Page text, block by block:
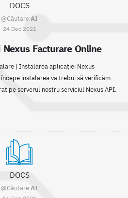
DOCS
@CăutareAI
24 Dec 2021
Facturare Online
| Instalarea aplicației Nexus
instalarea va trebui să verificăm
pe serverul nostru serviciul Nexus API.
DOCS
@CăutareAI